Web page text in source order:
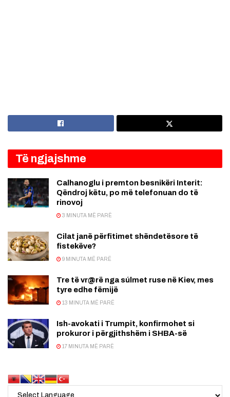
Të ngjajshme
Calhanoglu i premton besnikëri Interit:
Qëndroj këtu, po më telefonuan do të
rinovoj
3 MINUTA MË PARË
Cilat janë përfitimet shëndetësore të
fistekëve?
9 MINUTA MË PARË
Tre të vr@rë nga súlmet ruse në Kiev, mes
tyre edhe fëmijë
13 MINUTA MË PARË
Ish-avokati i Trumpit, konfirmohet si
prokuror i përgjithshëm i SHBA-së
17 MINUTA MË PARË